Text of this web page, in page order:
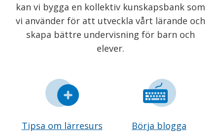
kan vi bygga en kollektiv kunskapsbank som
vi använder för att utveckla vårt lärande och
skapa bättre undervisning för barn och
elever.
Tipsa om lärresurs Börja blogga